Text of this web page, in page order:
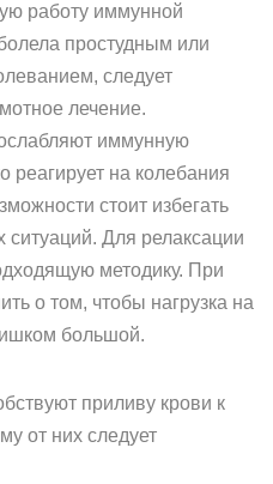
работу иммунной
простудным или
следует
лечение.
иммунную
реагирует на колебания
стоит избегать
Для релаксации
методику. При
о том, чтобы нагрузка на
большой.
приливу крови к
от них следует